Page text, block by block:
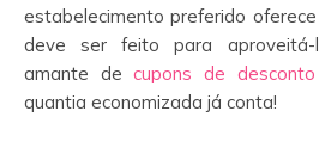
estabelecimento preferido
deve ser feito para
amante decupons de desconto
quantia economizada já conta!